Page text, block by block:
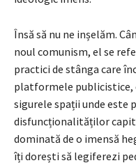
Însă să nu ne inșelăm.
noul comunism, el se
practici de stânga care
platformele publicistice,
sigurele spații unde este
disfuncționalităților
dominată de o imensă
îți dorești să legiferezi